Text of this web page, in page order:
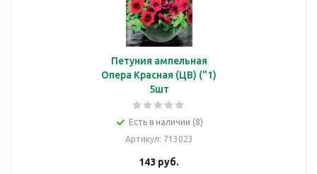
Петуния ампельная
Опера Красная (ЦВ) ("1)
5шт
Есть в наличии (8)
Артикул: 713023
143 руб.